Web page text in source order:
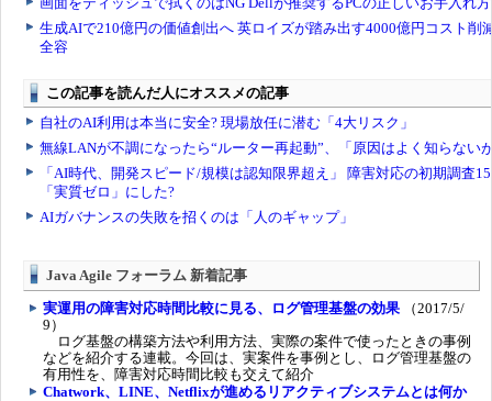
Java Agile フォーラム 新着記事
実運用の障害対応時間比較に見る、ログ管理基盤の効果 （2017/5/
9）
ログ基盤の構築方法や利用方法、実際の案件で使ったときの事例
などを紹介する連載。今回は、実案件を事例とし、ログ管理基盤の
有用性を、障害対応時間比較も交えて紹介
Chatwork、LINE、Netflixが進めるリアクティブシステムとは何か